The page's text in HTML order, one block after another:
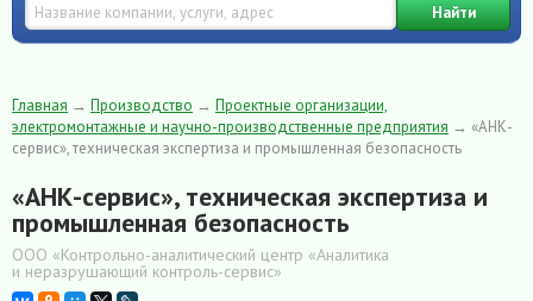
Найти
Главная → Производство → Проектные организации,
электромонтажные и научно-производственные предприятия → «АНК-
сервис», техническая экспертиза и промышленная безопасность
«АНК-сервис», техническая экспертиза и
промышленная безопасность
ООО «Контрольно-аналитический центр «Аналитика
и неразрушающий контроль-сервис»